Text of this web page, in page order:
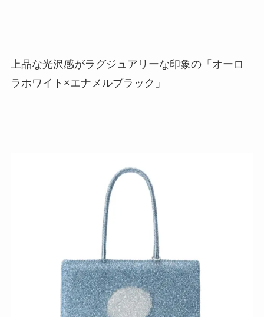
上品な光沢感がラグジュアリーな印象の「オーロ
ラホワイト×エナメルブラック」